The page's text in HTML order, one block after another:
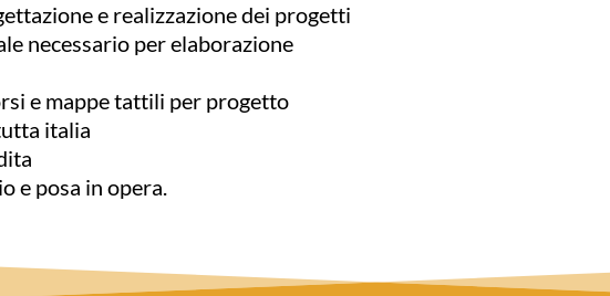
e realizzazione dei progetti
necessario per elaborazione
e mappe tattili per progetto
italia
e posa in opera.